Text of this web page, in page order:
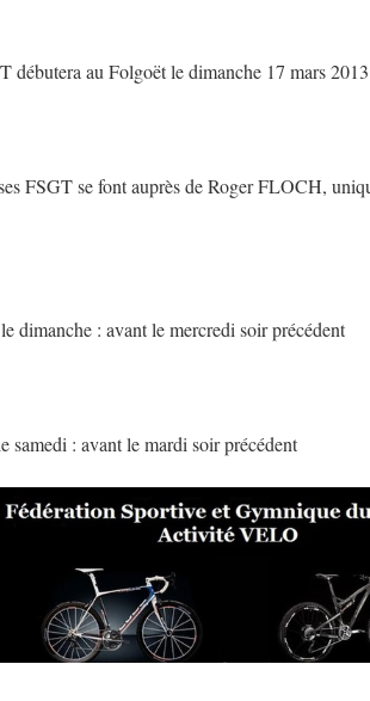
débutera au Folgoët le dimanche 17 mars
FSGT se font auprès de Roger FLOCH,
dimanche : avant le mercredi soir précédent
samedi : avant le mardi soir précédent